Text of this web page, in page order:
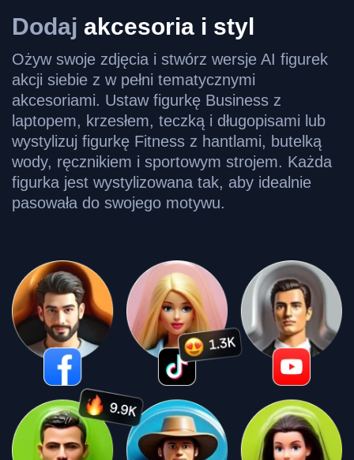
Dodaj akcesoria i styl
Ożyw swoje zdjęcia i stwórz wersje AI figurek
akcji siebie z w pełni tematycznymi
akcesoriami. Ustaw figurkę Business z
laptopem, krzesłem, teczką i długopisami lub
wystylizuj figurkę Fitness z hantlami, butelką
wody, ręcznikiem i sportowym strojem. Każda
figurka jest wystylizowana tak, aby idealnie
pasowała do swojego motywu.